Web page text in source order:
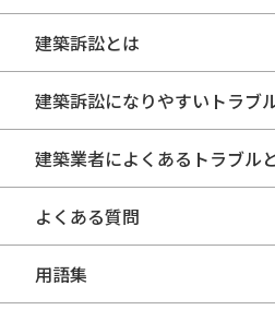
建築訴訟とは
建築訴訟になりやすいトラブ
建築業者によくあるトラブル
よくある質問
用語集